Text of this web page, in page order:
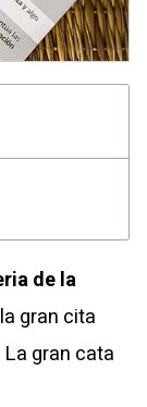
de la
la gran cita
gran cata